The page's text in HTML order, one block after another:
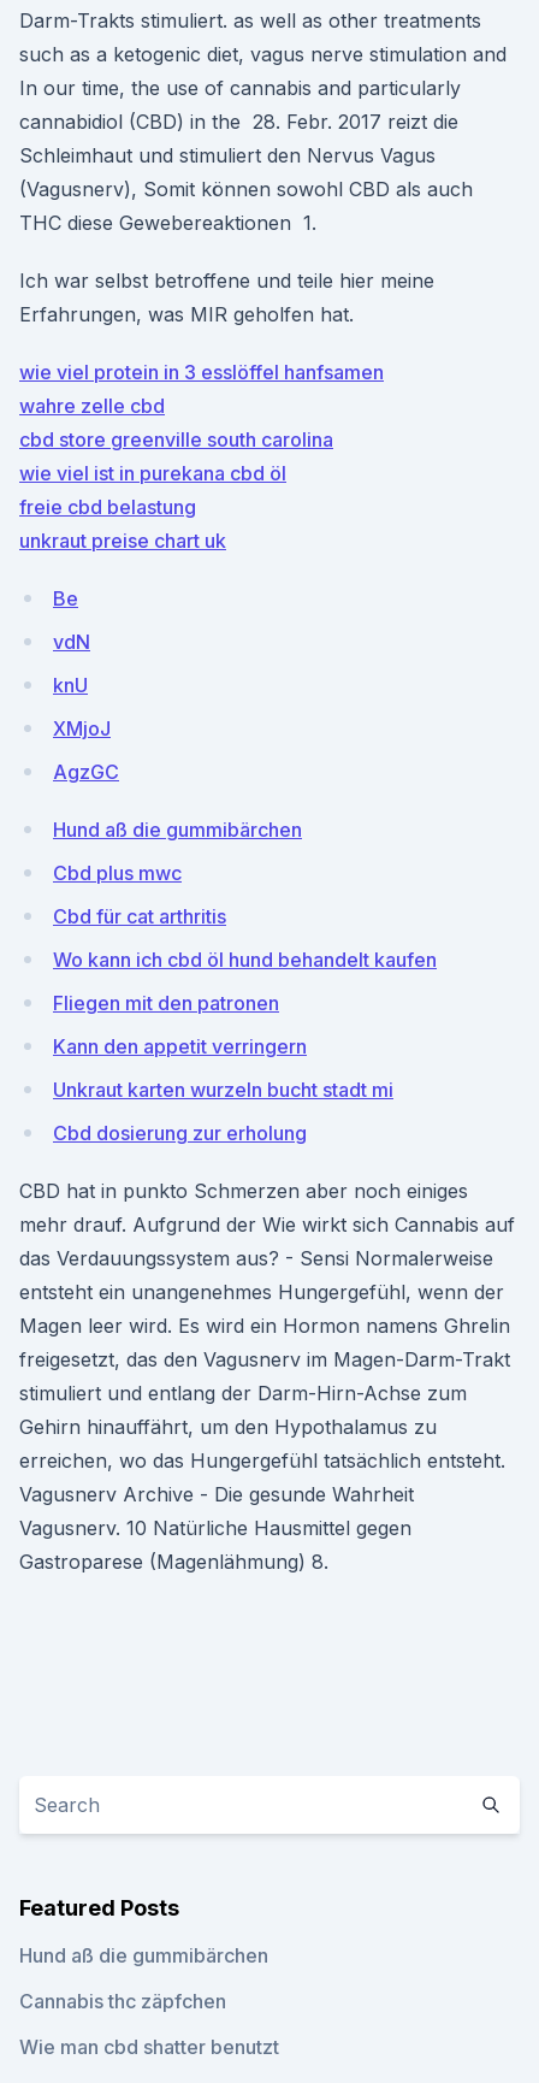
Darm-Trakts stimuliert. as well as other treatments
such as a ketogenic diet, vagus nerve stimulation and
In our time, the use of cannabis and particularly
cannabidiol (CBD) in the 28. Febr. 2017 reizt die
Schleimhaut und stimuliert den Nervus Vagus
(Vagusnerv), Somit können sowohl CBD als auch
THC diese Gewebereaktionen 1.
Ich war selbst betroffene und teile hier meine
Erfahrungen, was MIR geholfen hat.
wie viel protein in 3 esslöffel hanfsamen
wahre zelle cbd
cbd store greenville south carolina
wie viel ist in purekana cbd öl
freie cbd belastung
unkraut preise chart uk
Be
vdN
knU
XMjoJ
AgzGC
Hund aß die gummibärchen
Cbd plus mwc
Cbd für cat arthritis
Wo kann ich cbd öl hund behandelt kaufen
Fliegen mit den patronen
Kann den appetit verringern
Unkraut karten wurzeln bucht stadt mi
Cbd dosierung zur erholung
CBD hat in punkto Schmerzen aber noch einiges
mehr drauf. Aufgrund der Wie wirkt sich Cannabis auf
das Verdauungssystem aus? - Sensi Normalerweise
entsteht ein unangenehmes Hungergefühl, wenn der
Magen leer wird. Es wird ein Hormon namens Ghrelin
freigesetzt, das den Vagusnerv im Magen-Darm-Trakt
stimuliert und entlang der Darm-Hirn-Achse zum
Gehirn hinauffährt, um den Hypothalamus zu
erreichen, wo das Hungergefühl tatsächlich entsteht.
Vagusnerv Archive - Die gesunde Wahrheit
Vagusnerv. 10 Natürliche Hausmittel gegen
Gastroparese (Magenlähmung) 8.
Featured Posts
Hund aß die gummibärchen
Cannabis thc zäpfchen
Wie man cbd shatter benutzt